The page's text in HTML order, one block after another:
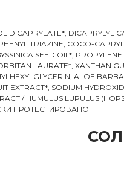
DICAPRYLYL
TRIAZINE, COCO-
SEED OIL*,
LAURATE*, XANTHAN
ALOE
EXTRACT*, SODIUM
/ HUMULUS LUPULUS
ПРОТЕСТИРОВАНО